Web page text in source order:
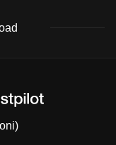
e condizioni